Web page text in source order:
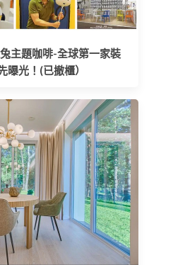
主題咖啡-全球第一家裝
曝光！(已撤櫃）